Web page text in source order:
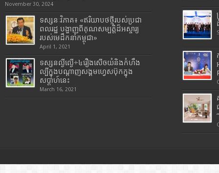
November 30, 2024
ទស្សនៈវិភាគ៖ «ឥរិយាបថថ្មីរបស់ប្រជា
ពលរដ្ឋ បង្ហាញពីគុណសម្បត្តិដ៏អស្ចារ្យ
របស់មេដឹកនាំកម្ពុជា»
April 1, 2021
ទស្សនល្ងីល្ងើ÷៤រឿងសើចយំនិងកំហឹង
ល្បីក្នុងបណ្តាញសង្គមហ្វេសប៊ុកក្នុង
សប្តាហ៍នេះ
March 16, 2021